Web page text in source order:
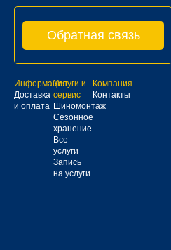
Обратная связь
Информация
Доставка
и оплата
Услуги и
сервис
Шиномонтаж
Сезонное
хранение
Все
услуги
Запись
на услуги
Компания
Контакты